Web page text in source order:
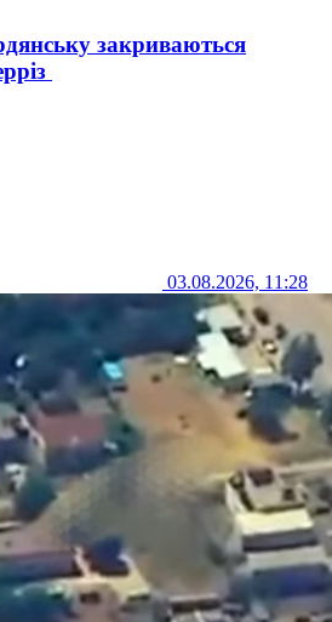
закриваються
03.08.2026, 11:28